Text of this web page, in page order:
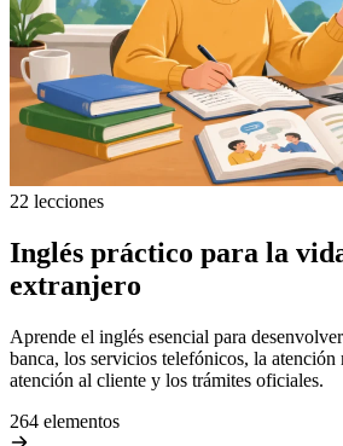
22 lecciones
Inglés práctico para la
extranjero
Aprende el inglés esencial para
banca, los servicios telefónicos, la atención
atención al cliente y los trámites oficiales.
264 elementos